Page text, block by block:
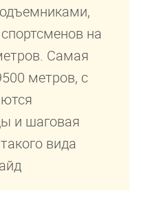
на
Самая
метров, с
и шаговая
вида